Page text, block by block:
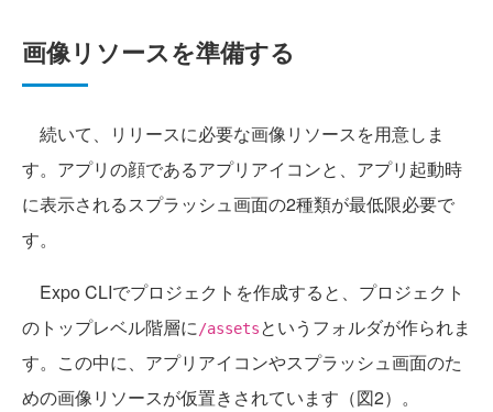
画像リソースを準備する
続いて、リリースに必要な画像リソースを用意しま
す。アプリの顔であるアプリアイコンと、アプリ起動時
に表示されるスプラッシュ画面の2種類が最低限必要で
す。
Expo CLIでプロジェクトを作成すると、プロジェクト
のトップレベル階層に/assetsというフォルダが作られま
す。この中に、アプリアイコンやスプラッシュ画面のた
めの画像リソースが仮置きされています（図2）。